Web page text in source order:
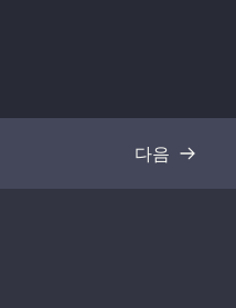
다음
기록